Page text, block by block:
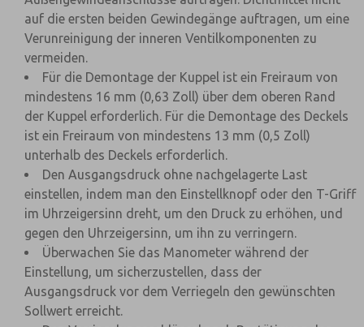
auf die ersten beiden Gewindegänge auftragen, um eine
Verunreinigung der inneren Ventilkomponenten zu
vermeiden.
Für die Demontage der Kuppel ist ein Freiraum von
mindestens 16 mm (0,63 Zoll) über dem oberen Rand
der Kuppel erforderlich. Für die Demontage des Deckels
ist ein Freiraum von mindestens 13 mm (0,5 Zoll)
unterhalb des Deckels erforderlich.
Den Ausgangsdruck ohne nachgelagerte Last
einstellen, indem man den Einstellknopf oder den T-Griff
im Uhrzeigersinn dreht, um den Druck zu erhöhen, und
gegen den Uhrzeigersinn, um ihn zu verringern.
Überwachen Sie das Manometer während der
Einstellung, um sicherzustellen, dass der
Ausgangsdruck vor dem Verriegeln den gewünschten
Sollwert erreicht.